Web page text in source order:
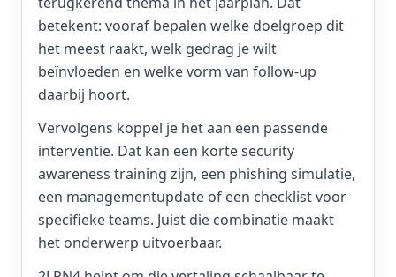
betekent: vooraf bepalen welke doelgroep dit
het meest raakt, welk gedrag je wilt
beïnvloeden en welke vorm van follow-up
daarbij hoort.
Vervolgens koppel je het aan een passende
interventie. Dat kan een korte security
awareness training zijn, een phishing simulatie,
een managementupdate of een checklist voor
specifieke teams. Juist die combinatie maakt
het onderwerp uitvoerbaar.